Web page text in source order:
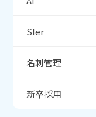
SIer
名刺管理
新卒採用